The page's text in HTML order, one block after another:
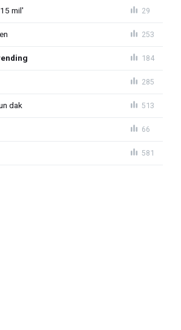
mil' 29
253
184
285
dak 513
66
581